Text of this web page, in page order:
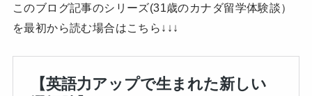
このブログ記事のシリーズ(31歳のカナダ留学体験談）
を最初から読む場合はこちら↓↓↓